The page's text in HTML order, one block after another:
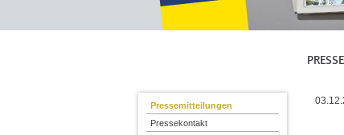
Pressemitteilungen
Pressekontakt